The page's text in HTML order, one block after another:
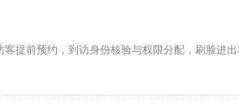
提前预约，到访身份核验与权限分配，刷脸进